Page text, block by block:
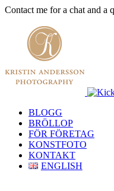
Skip
content
Contact me for a chat and a
BLOGG
BRÖLLOP
FÖR FÖRETAG
KONSTFOTO
KONTAKT
ENGLISH